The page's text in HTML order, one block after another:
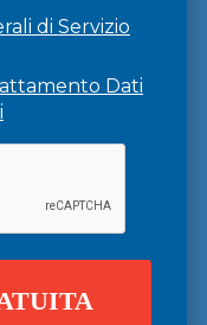
di Servizio
Dati